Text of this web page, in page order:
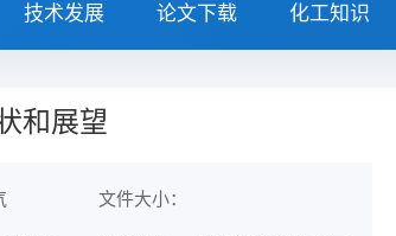
技术发展 论文下载 化工知识
和展望
文件大小：